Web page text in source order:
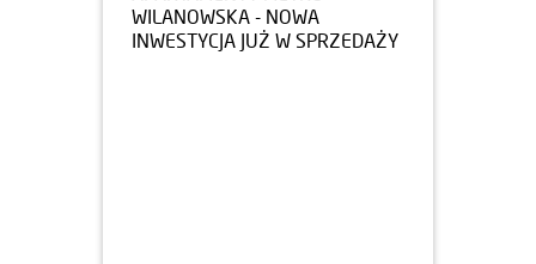
INWESTYCJA JUŻ W SPRZEDAŻY